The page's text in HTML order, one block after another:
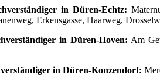
in Düren-Echtz:
Erkensgasse, Haarweg,
in Düren-Hoven: Am
in Düren-Konzendorf: